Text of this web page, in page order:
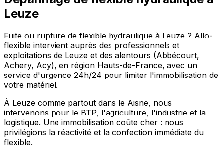
Leuze
Fuite ou rupture de flexible hydraulique à Leuze ? Allo-
flexible intervient auprès des professionnels et
exploitations de Leuze et des alentours (Abbécourt,
Achery, Acy), en région Hauts-de-France, avec un
service d'urgence 24h/24 pour limiter l'immobilisation de
votre matériel.
À Leuze comme partout dans le Aisne, nous
intervenons pour le BTP, l'agriculture, l'industrie et la
logistique. Une immobilisation coûte cher : nous
privilégions la réactivité et la confection immédiate du
flexible.